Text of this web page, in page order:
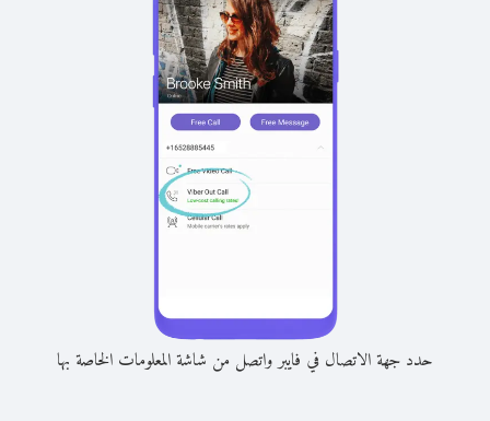
حدد جهة الاتصال في فايبر واتصل من شاشة المعلومات الخاصة بها